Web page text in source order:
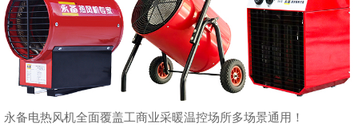
永备电热风机全面覆盖工商业采暖温控场所多场景通用！